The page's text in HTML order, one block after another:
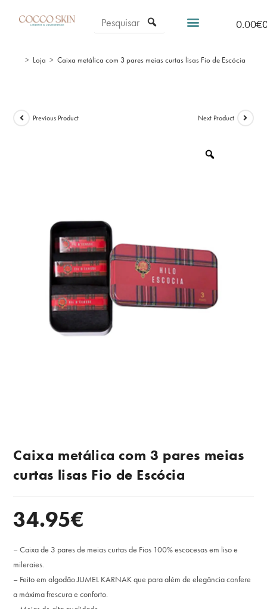
0.00€
> Loja > Caixa metálica com 3 pares meias curtas lisas Fio de Escócia
Previous Product Next Product
Caixa metálica com 3 pares meias
curtas lisas Fio de Escócia
34.95€
– Caixa de 3 pares de meias curtas de Fios 100% escocesas em liso e
mileraies.
– Feito em algodão JUMEL KARNAK que para além de elegância confere
a máxima frescura e conforto.